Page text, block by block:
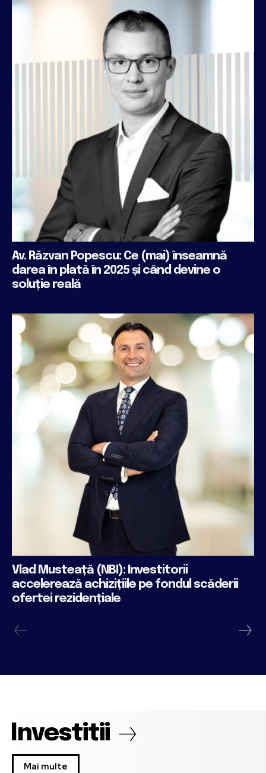
Av. Răzvan Popescu: Ce (mai) înseamnă
darea în plată în 2025 și când devine o
soluție reală
Vlad Musteață (NBI): Investitorii
accelerează achizițiile pe fondul scăderii
ofertei rezidențiale
Investitii
Mai multe